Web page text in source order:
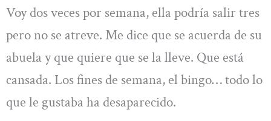
Voy dos veces por semana, ella podría salir tres
pero no se atreve. Me dice que se acuerda de su
abuela y que quiere que se la lleve. Que está
cansada. Los fines de semana, el bingo… todo lo
que le gustaba ha desaparecido.